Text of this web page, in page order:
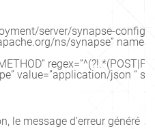
server/synapse-
ns/synapse”
value=”application/json “
le message d’erreur généré